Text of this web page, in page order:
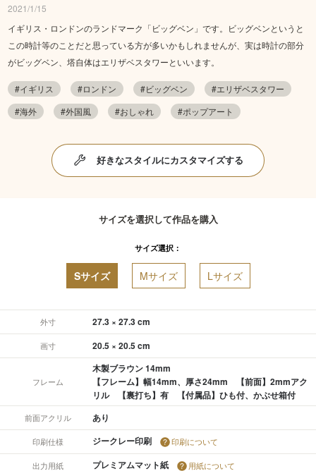
2021/1/15
イギリス・ロンドンのランドマーク「ビッグベン」です。ビッグベンというと
この時計等のことだと思っている方が多いかもしれませんが、実は時計の部分
がビッグベン、塔自体はエリザベスタワーといいます。
#イギリス #ロンドン #ビッグベン
#エリザベスタワー
#海外
#外国風 #おしゃれ #ポップアート
好きなスタイルにカスタマイズする
サイズを選択して作品を購入
サイズ選択：
Sサイズ Mサイズ Lサイズ
外寸 27.3 × 27.3 cm
画寸 20.5 × 20.5 cm
フレーム
木製ブラウン 14mm
【フレーム】幅14mm、厚さ24mm 【前面】2mmアク
リル 【裏打ち】有 【付属品】ひも付、かぶせ箱付
前面アクリル あり
印刷仕様 ジークレー印刷 印刷について
出力用紙 プレミアムマット紙 用紙について